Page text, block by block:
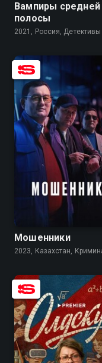
Вампиры средней
полосы
2021, Россия, Детективы
Мошенники
2023, Казахстан,